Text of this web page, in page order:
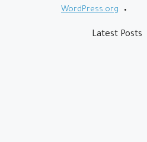
WordPress.org
Latest Posts